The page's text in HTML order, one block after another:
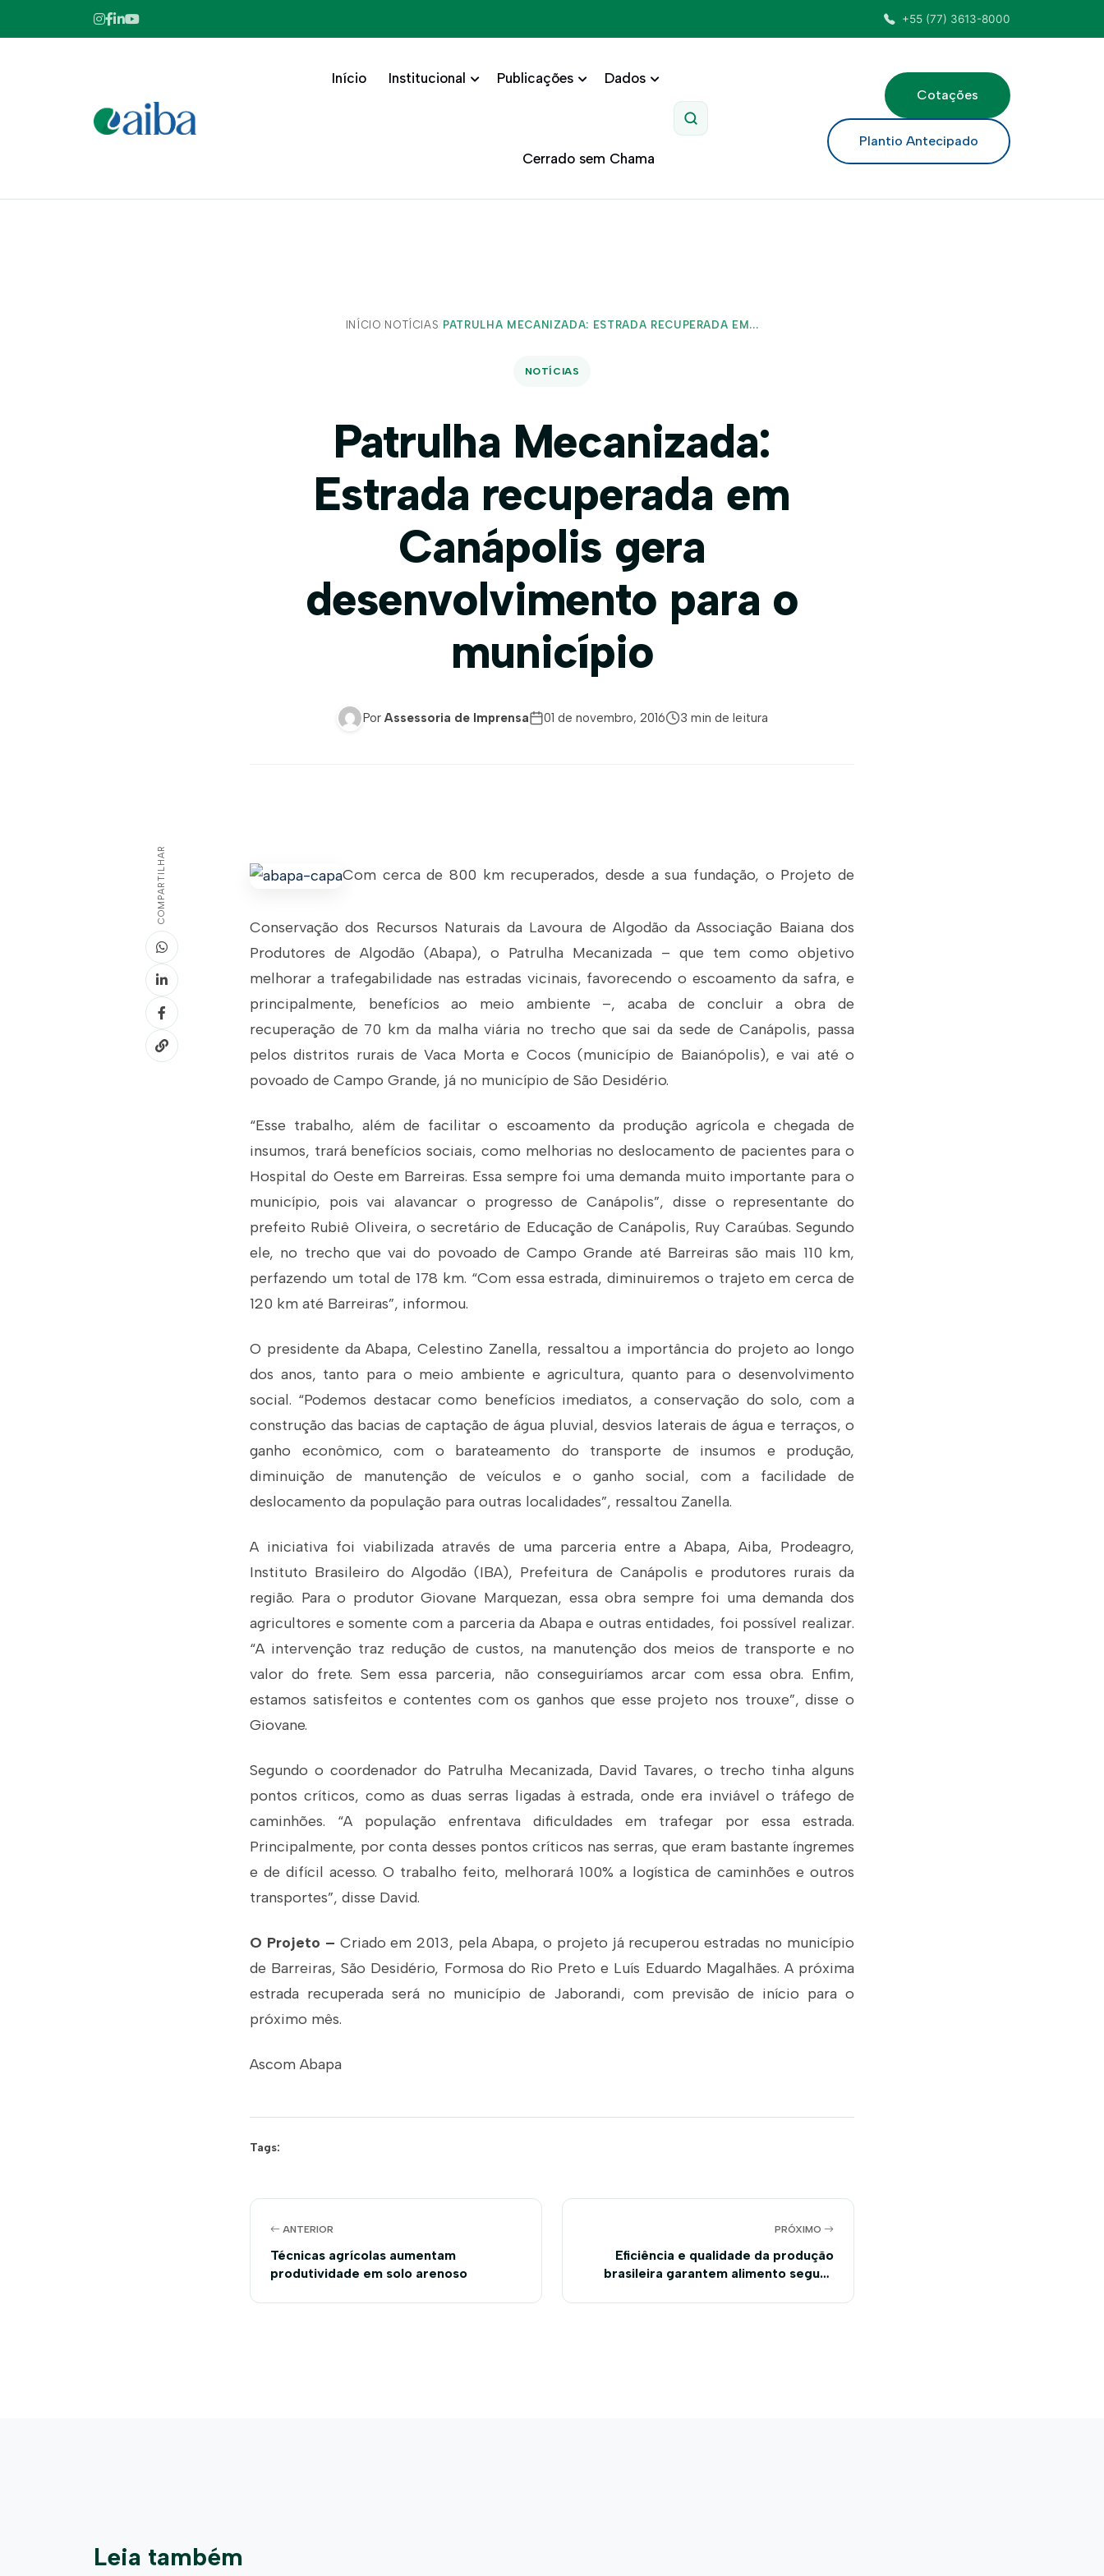
+55 (77) 3613-8000
Início Institucional Publicações Dados
Cerrado sem Chama
Pesquisar
Cotações
Plantio Antecipado
INÍCIO/ NOTÍCIAS/ PATRULHA MECANIZADA: ESTRADA RECUPERADA EM...
NOTÍCIAS
Patrulha Mecanizada:
Estrada recuperada em
Canápolis gera
desenvolvimento para o
município
Por Assessoria de Imprensa 01 de novembro, 2016 3 min de leitura
COMPARTILHAR Com cerca de 800 km recuperados, desde a sua fundação, o Projeto de
Conservação dos Recursos Naturais da Lavoura de Algodão da Associação Baiana dos
Produtores de Algodão (Abapa), o Patrulha Mecanizada – que tem como objetivo
melhorar a trafegabilidade nas estradas vicinais, favorecendo o escoamento da safra, e
principalmente, benefícios ao meio ambiente –, acaba de concluir a obra de
recuperação de 70 km da malha viária no trecho que sai da sede de Canápolis, passa
pelos distritos rurais de Vaca Morta e Cocos (município de Baianópolis), e vai até o
povoado de Campo Grande, já no município de São Desidério.
“Esse trabalho, além de facilitar o escoamento da produção agrícola e chegada de
insumos, trará benefícios sociais, como melhorias no deslocamento de pacientes para o
Hospital do Oeste em Barreiras. Essa sempre foi uma demanda muito importante para o
município, pois vai alavancar o progresso de Canápolis”, disse o representante do
prefeito Rubiê Oliveira, o secretário de Educação de Canápolis, Ruy Caraúbas. Segundo
ele, no trecho que vai do povoado de Campo Grande até Barreiras são mais 110 km,
perfazendo um total de 178 km. “Com essa estrada, diminuiremos o trajeto em cerca de
120 km até Barreiras”, informou.
O presidente da Abapa, Celestino Zanella, ressaltou a importância do projeto ao longo
dos anos, tanto para o meio ambiente e agricultura, quanto para o desenvolvimento
social. “Podemos destacar como benefícios imediatos, a conservação do solo, com a
construção das bacias de captação de água pluvial, desvios laterais de água e terraços, o
ganho econômico, com o barateamento do transporte de insumos e produção,
diminuição de manutenção de veículos e o ganho social, com a facilidade de
deslocamento da população para outras localidades”, ressaltou Zanella.
A iniciativa foi viabilizada através de uma parceria entre a Abapa, Aiba, Prodeagro,
Instituto Brasileiro do Algodão (IBA), Prefeitura de Canápolis e produtores rurais da
região. Para o produtor Giovane Marquezan, essa obra sempre foi uma demanda dos
agricultores e somente com a parceria da Abapa e outras entidades, foi possível realizar.
“A intervenção traz redução de custos, na manutenção dos meios de transporte e no
valor do frete. Sem essa parceria, não conseguiríamos arcar com essa obra. Enfim,
estamos satisfeitos e contentes com os ganhos que esse projeto nos trouxe”, disse o
Giovane.
Segundo o coordenador do Patrulha Mecanizada, David Tavares, o trecho tinha alguns
pontos críticos, como as duas serras ligadas à estrada, onde era inviável o tráfego de
caminhões. “A população enfrentava dificuldades em trafegar por essa estrada.
Principalmente, por conta desses pontos críticos nas serras, que eram bastante íngremes
e de difícil acesso. O trabalho feito, melhorará 100% a logística de caminhões e outros
transportes”, disse David.
O Projeto – Criado em 2013, pela Abapa, o projeto já recuperou estradas no município
de Barreiras, São Desidério, Formosa do Rio Preto e Luís Eduardo Magalhães. A próxima
estrada recuperada será no município de Jaborandi, com previsão de início para o
próximo mês.
Ascom Abapa
Tags:
ANTERIOR
Técnicas agrícolas aumentam
produtividade em solo arenoso
PRÓXIMO
Eficiência e qualidade da produção
brasileira garantem alimento seguro
Leia também